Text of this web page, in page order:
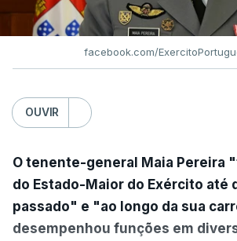
facebook.com/
OUVIR
O tenente-general Maia Pereira
do Estado-Maior do Exército até
passado" e "ao longo da sua
desempenhou funções em